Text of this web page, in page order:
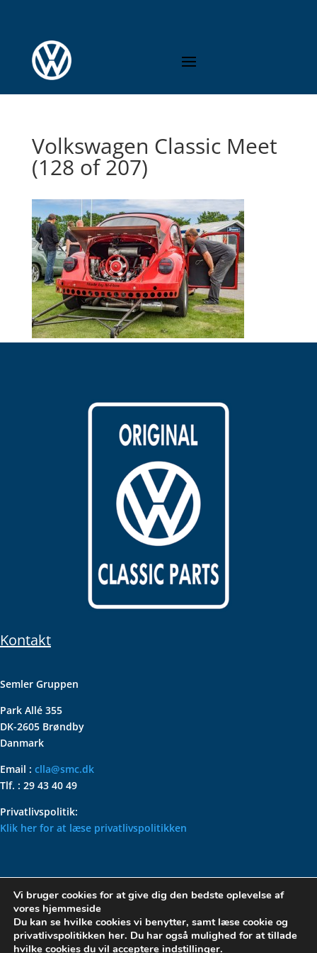
Volkswagen Classic Meet
(128 of 207)
Kontakt
Semler Gruppen
Park Allé 355
DK-2605 Brøndby
Danmark
Email : clla@smc.dk
Tlf. : 29 43 40 49
Privatlivspolitik:
Klik her for at læse privatlivspolitikken
VOLKSWAGEN CLASSIC
PARTS – HOLDER DIN
KLASSISKE VOLKSWAGEN I
TOPFORM
Vi bruger cookies for at give dig den bedste oplevelse af
vores hjemmeside
Du kan se hvilke cookies vi benytter, samt læse cookie og
privatlivspolitikken her. Du har også mulighed for at tillade
hvilke cookies du vil acceptere indstillinger.